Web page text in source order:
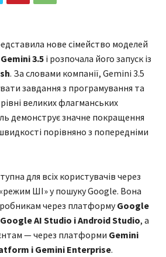
нове сімейство моделей
Gemini 3.5 і розпочала його запуск із
. За словами компанії, Gemini 3.5
завдання з програмування та
великих флагманських
демонструє значне покращення
порівняно з попередніми
для всіх користувачів через
ШІ» у пошуку Google. Вона
через платформуGoogle
AI Studio і Android Studio, а
— через платформи Gemini
і Gemini Enterprise.